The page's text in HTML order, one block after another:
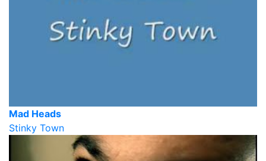
Mad Heads
Stinky Town